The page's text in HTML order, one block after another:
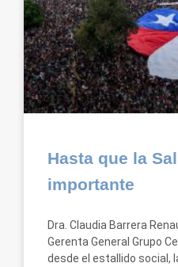
Hasta que la
importante
Dra. Claudia Barrera
Gerenta General Grupo
desde el estallido social,